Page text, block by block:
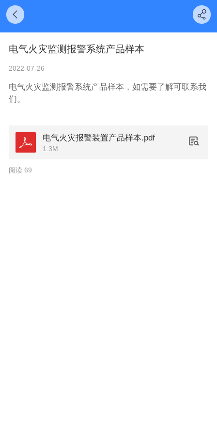
电气火灾监测报警系统产品样本
2022-07-26
电气火灾监测报警系统产品样本，如需要了解可联系我
们。
电气火灾报警装置产品样本.pdf
1.3M
阅读 69